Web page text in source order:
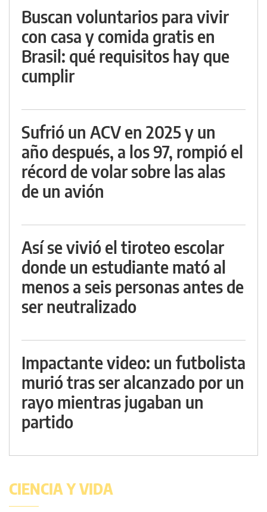
Buscan voluntarios para vivir
con casa y comida gratis en
Brasil: qué requisitos hay que
cumplir
Sufrió un ACV en 2025 y un
año después, a los 97, rompió el
récord de volar sobre las alas
de un avión
Así se vivió el tiroteo escolar
donde un estudiante mató al
menos a seis personas antes de
ser neutralizado
Impactante video: un futbolista
murió tras ser alcanzado por un
rayo mientras jugaban un
partido
CIENCIA Y VIDA